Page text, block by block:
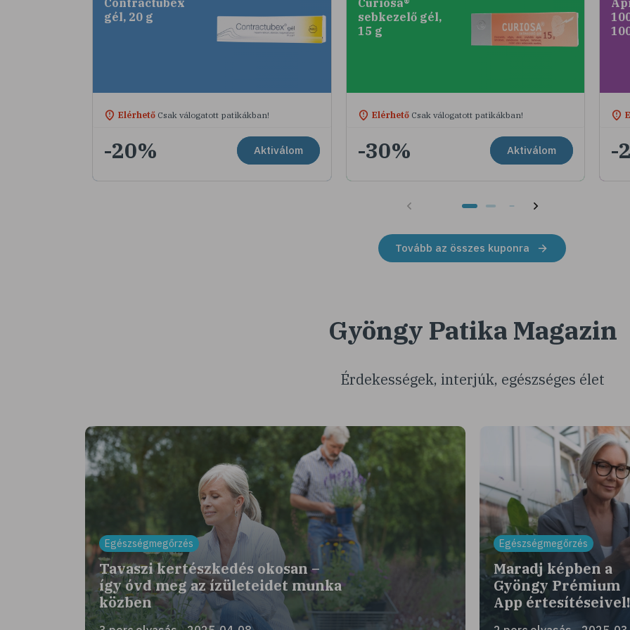
gél, 20 g
ElérhetőCsak válogatott patikákban!
-20% Aktiválom
sebkezelő gél,
15 g
ElérhetőCsak válogatott patikákban!
-30% Aktiválom -
Tovább az összes kuponra
Gyöngy Patika Magazin
Érdekességek, interjúk, egészséges élet
Egészségmegőrzés
Tavaszi kertészkedés okosan –
így óvd meg az ízületeidet munka
közben
Egészségmegőrzés
Maradj képben a
Gyöngy Prémium
App értesítéseivel!